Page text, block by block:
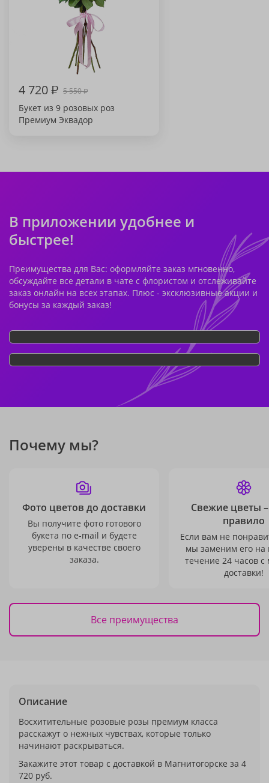
4 720₽ 5 550₽
Букет из 9 розовых роз
Премиум Эквадор
В приложении удобнее и
быстрее!
Преимущества для Вас: оформляйте заказ мгновенно,
обсуждайте все детали в чате с флористом и отслеживайте
заказ онлайн на всех этапах. Плюс - эксклюзивные акции и
бонусы за каждый заказ!
Почему мы?
Фото цветов до доставки
Вы получите фото готового
букета по e-mail и будете
уверены в качестве своего
заказа.
Свежие цветы
правило
Если вам не
мы заменим его на
течение 24 часов с
доставки!
Все преимущества
Описание
Восхитительные розовые розы премиум класса
расскажут о нежных чувствах, которые только
начинают раскрываться.
Закажите этот товар с доставкой в Магнитогорске за 4
720 руб.